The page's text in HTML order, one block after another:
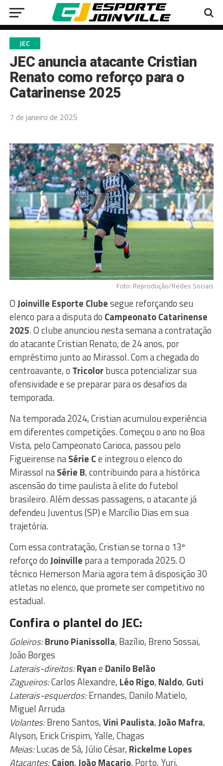
JEC
JEC anuncia atacante Cristian
Renato como reforço para o
Catarinense 2025
7 de janeiro de 2025
Foto: Reprodução/Redes Sociais
OJoinville Esporte Clubesegue reforçando seu
elenco para a disputa do Campeonato Catarinense
2025. O clube anunciou nesta semana a contratação
do atacante Cristian Renato, de 24 anos, por
empréstimo junto ao Mirassol. Com a chegada do
centroavante, o Tricolorbusca potencializar sua
ofensividade e se preparar para os desafios da
temporada.
Na temporada 2024, Cristian acumulou experiência
em diferentes competições. Começou o ano no Boa
Vista, pelo Campeonato Carioca, passou pelo
Figueirense naSérie Ce integrou o elenco do
Mirassol naSérie B, contribuindo para a histórica
ascensão do time paulista à elite do futebol
brasileiro. Além dessas passagens, o atacante já
defendeu Juventus (SP) e Marcílio Dias em sua
trajetória.
Com essa contratação, Cristian se torna o 13º
reforço doJoinville para a temporada 2025. O
técnico Hemerson Maria agora tem à disposição 30
atletas no elenco, que promete ser competitivo no
estadual.
Confira o plantel do JEC:
Goleiros:Bruno Pianissolla, Bazílio, Breno Sossai,
João Borges
Laterais-direitos:Ryane Danilo Belão
Zagueiros:Carlos Alexandre, Léo Rigo, Naldo, Guti
Laterais-esquerdos:Ernandes, Danilo Matielo,
Miguel Arruda
Volantes:Breno Santos,Vini Paulista,João Mafra,
Alyson, Erick Crispim, Yalle, Chagas
Meias:Lucas de Sá, Júlio César, Rickelme Lopes
Atacantes:Caion,João Macario, Porto, Yuri,